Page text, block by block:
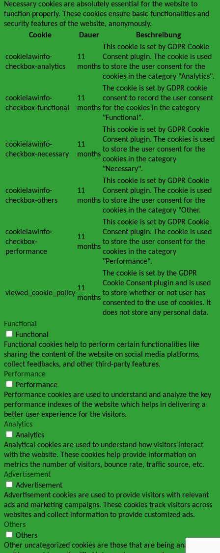
Necessary cookies are absolutely essential for the website to
function properly. These cookies ensure basic functionalities and
security features of the website, anonymously.
Cookie
Dauer Beschreibung
cookielawinfo-
checkbox-analytics
11
months
This cookie is set by GDPR Cookie
Consent plugin. The cookie is used
to store the user consent for the
cookies in the category "Analytics".
cookielawinfo-
checkbox-functional
11
months
The cookie is set by GDPR cookie
consent to record the user consent
for the cookies in the category
"Functional".
cookielawinfo-
checkbox-necessary
11
months
This cookie is set by GDPR Cookie
Consent plugin. The cookies is used
to store the user consent for the
cookies in the category
"Necessary".
cookielawinfo-
checkbox-others
11
months
This cookie is set by GDPR Cookie
Consent plugin. The cookie is used
to store the user consent for the
cookies in the category "Other.
cookielawinfo-
checkbox-
performance
11
months
This cookie is set by GDPR Cookie
Consent plugin. The cookie is used
to store the user consent for the
cookies in the category
"Performance".
viewed_cookie_policy
11
months
The cookie is set by the GDPR
Cookie Consent plugin and is used
to store whether or not user has
consented to the use of cookies. It
does not store any personal data.
Functional
Functional
Functional cookies help to perform certain functionalities like
sharing the content of the website on social media platforms,
collect feedbacks, and other third-party features.
Performance
Performance
Performance cookies are used to understand and analyze the key
performance indexes of the website which helps in delivering a
better user experience for the visitors.
Analytics
Analytics
Analytical cookies are used to understand how visitors interact
with the website. These cookies help provide information on
metrics the number of visitors, bounce rate, traffic source, etc.
Advertisement
Advertisement
Advertisement cookies are used to provide visitors with relevant
ads and marketing campaigns. These cookies track visitors across
websites and collect information to provide customized ads.
Others
Others
Other uncategorized cookies are those that are being analyzed